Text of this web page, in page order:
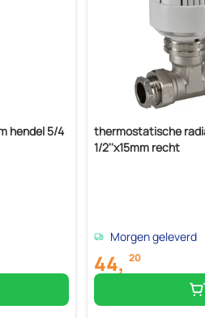
hendel 5/4
thermostatische
1/2''x15mm recht
Morgen geleverd
44, 20